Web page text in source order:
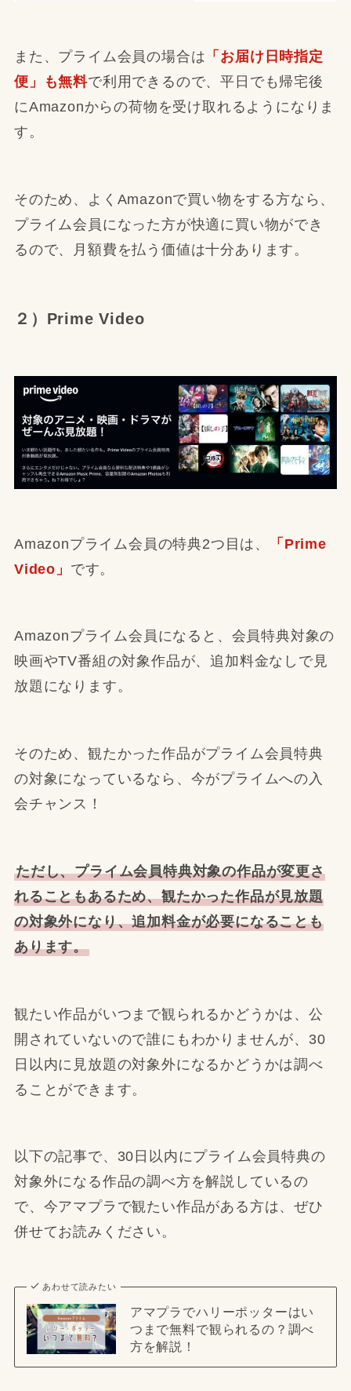
また、プライム会員の場合は 「お届け日時指定
便」も無料で利用できるので、平日でも帰宅後
にAmazonからの荷物を受け取れるようになりま
す。
そのため、よくAmazonで買い物をする方なら、
プライム会員になった方が快適に買い物ができ
るので、月額費を払う価値は十分あります。
２）Prime Video
Amazonプライム会員の特典2つ目は、
「Prime
Video」 です。
Amazonプライム会員になると、会員特典対象の
映画やTV番組の対象作品が、追加料金なしで見
放題になります。
そのため、観たかった作品がプライム会員特典
の対象になっているなら、今がプライムへの入
会チャンス！
ただし、プライム会員特典対象の作品が変更さ
れることもあるため、観たかった作品が見放題
の対象外になり、追加料金が必要になることも
あります。
観たい作品がいつまで観られるかどうかは、公
開されていないので誰にもわかりませんが、30
日以内に見放題の対象外になるかどうかは調べ
ることができます。
以下の記事で、30日以内にプライム会員特典の
対象外になる作品の調べ方を解説しているの
で、今アマプラで観たい作品がある方は、ぜひ
併せてお読みください。
あわせて読みたい
アマプラでハリーポッターはい
つまで無料で観られるの？調べ
方を解説！